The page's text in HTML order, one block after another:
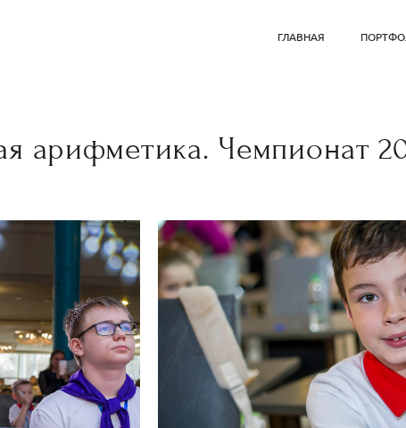
ГЛАВНАЯ
арифметика. Чемпионат